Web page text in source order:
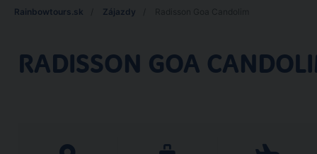
Rainbowtours.sk Zájazdy
RADISSON GOA